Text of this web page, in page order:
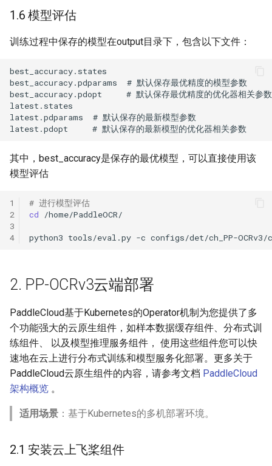
1.6 模型评估
训练过程中保存的模型在output目录下，包含以下文件：
其中，best_accuracy是保存的最优模型，可以直接使用该
模型评估
1
2
3
4
# 进行模型评估
cd
python3 tools/eval.py -c configs/det/ch_PP-OCRv3/
2. PP-OCRv3云端部署
PaddleCloud基于Kubernetes的Operator机制为您提供了多
个功能强大的云原生组件，如样本数据缓存组件、分布式训
练组件、 以及模型推理服务组件， 使用这些组件您可以快
速地在云上进行分布式训练和模型服务化部署。更多关于
PaddleCloud云原生组件的内容，请参考文档 PaddleCloud
架构概览 。
适用场景 ：基于Kubernetes的多机部署环境。
2.1 安装云上飞桨组件